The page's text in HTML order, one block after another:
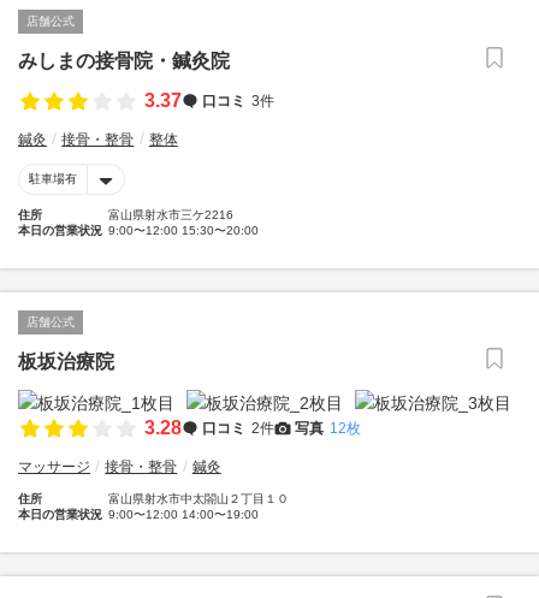
店舗公式
みしまの接骨院・鍼灸院
3.37
口コミ 3件
鍼灸 接骨・整骨 整体
駐車場有
住所
富山県射水市三ケ2216
本日の営業状況 9:00〜12:00 15:30〜20:00
店舗公式
板坂治療院
3.28 口コミ 2件 写真 12枚
マッサージ 接骨・整骨 鍼灸
住所
富山県射水市中太閤山２丁目１０
本日の営業状況 9:00〜12:00 14:00〜19:00